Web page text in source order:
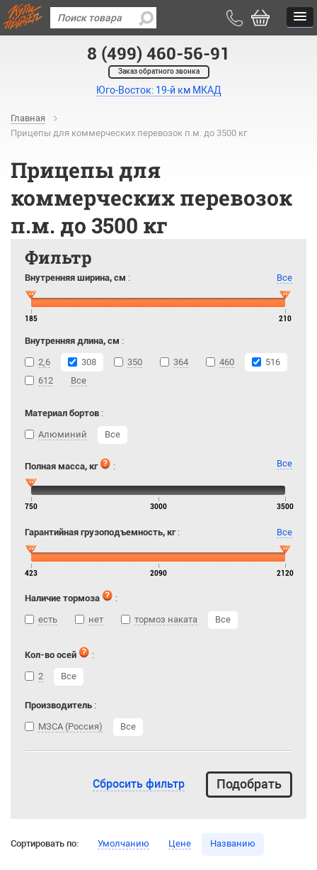
8 (499) 460-56-91
Заказ обратного звонка
Юго-Восток: 19-й км МКАД
Главная
Прицепы для коммерческих перевозок п.м. до 3500 кг
Прицепы для
коммерческих перевозок
п.м. до 3500 кг
Фильтр
Внутренняя ширина, см : Все
185 210
Внутренняя длина, см :
2,6
308 350 364 460
516
612
Все
Материал бортов :
Алюминий
Все
Полная масса, кг : Все
750 3000 3500
Гарантийная грузоподъемность, кг: Все
423 2090 2120
Наличие тормоза
:
есть
нет тормоз наката Все
Кол-во осей
:
2
Все
Производитель :
МЗСА (Россия)
Все
Сбросить фильтр
Сортировать по: Умолчанию Цене Названию